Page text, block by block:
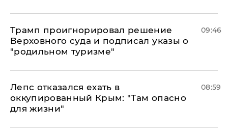
Трамп проигнорировал решение
Верховного суда и подписал указы о
"родильном туризме"
09:46
Лепс отказался ехать в
оккупированный Крым: "Там опасно
для жизни"
08:59